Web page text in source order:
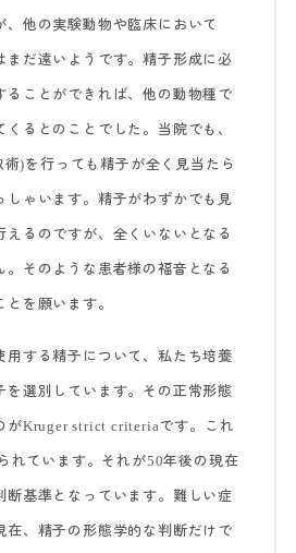
、他の実験動物や臨床において
まだ遠いようです。精子形成に必
ることができれば、他の動物種で
るとのことでした。当院でも、
術)を行っても精子が全く見当たら
しゃいます。精子がわずかでも見
るのですが、全くいないとなる
。そのような患者様の福音となる
を願います。
する精子について、私たち培養
を選別しています。その正常形態
がKruger strict criteriaです。これ
れています。それが50年後の現在
断基準となっています。難しい症
在、精子の形態学的な判断だけで